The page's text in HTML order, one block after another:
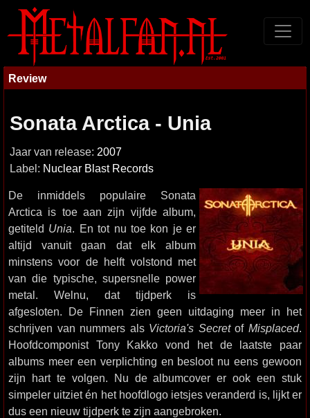
Review
Sonata Arctica - Unia
Jaar van release: 2007
Label: Nuclear Blast Records
De inmiddels populaire Sonata
Arctica is toe aan zijn vijfde album,
getiteld Unia. En tot nu toe kon je er
altijd vanuit gaan dat elk album
minstens voor de helft volstond met
van die typische, supersnelle power
metal. Welnu, dat tijdperk is
afgesloten. De Finnen zien geen uitdaging meer in het
schrijven van nummers als Victoria's SecretofMisplaced.
Hoofdcomponist Tony Kakko vond het de laatste paar
albums meer een verplichting en besloot nu eens gewoon
zijn hart te volgen. Nu de albumcover er ook een stuk
simpeler uitziet én het hoofdlogo ietsjes veranderd is, lijkt er
dus een nieuw tijdperk te zijn aangebroken.